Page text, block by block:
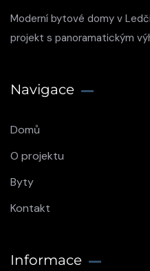
Moderní bytové domy v
projekt s panoramatickým
Navigace
Domů
O projektu
Byty
Kontakt
Informace